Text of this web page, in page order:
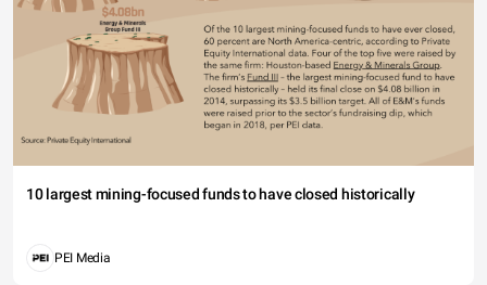
10 largest mining-focused funds to have closed historically
PEI Media